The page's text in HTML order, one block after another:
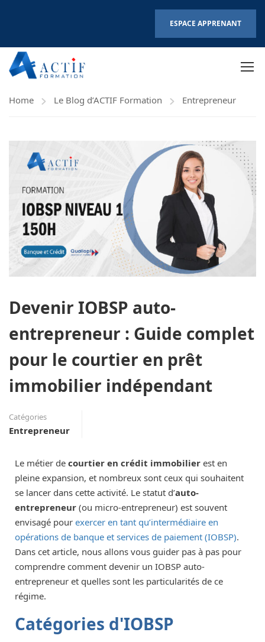
ESPACE APPRENANT
Home Le Blog d’ACTIF Formation Entrepreneur
Devenir IOBSP auto-
entrepreneur : Guide complet
pour le courtier en prêt
immobilier indépendant
Catégories
Entrepreneur
Le métier de courtier en crédit immobilier est en
pleine expansion, et nombreux sont ceux qui souhaitent
se lancer dans cette activité. Le statut d’auto-
entrepreneur (ou micro-entrepreneur) est souvent
envisagé pour exercer en tant qu’intermédiaire en
opérations de banque et services de paiement (IOBSP).
Dans cet article, nous allons vous guider pas à pas pour
comprendre comment devenir un IOBSP auto-
entrepreneur et quelles sont les particularités de ce
régime.
Catégories d'IOBSP